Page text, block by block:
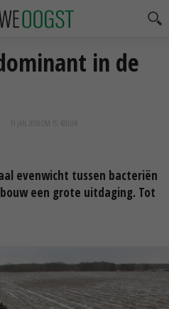
in de
31 JAN 2018 OM 15:40
evenwicht tussen bacteriën
een grote uitdaging. Tot